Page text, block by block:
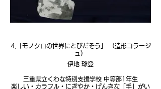
4.「モノクロの世界にとびだそう」 （造形コラージ
ュ）
伊地 琢登
三重県立くわな特別支援学校 中等部1年生
楽しい・カラフル・にぎやか・げんきな「手」がい